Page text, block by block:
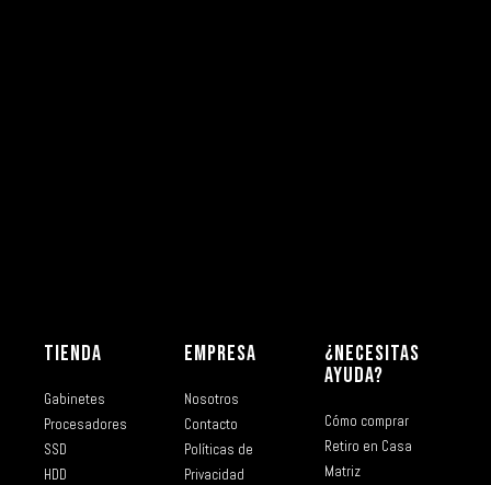
TIENDA
Gabinetes
Procesadores
SSD
HDD
EMPRESA
Nosotros
Contacto
Políticas de
Privacidad
¿NECESITAS
AYUDA?
Cómo comprar
Retiro en Casa
Matriz